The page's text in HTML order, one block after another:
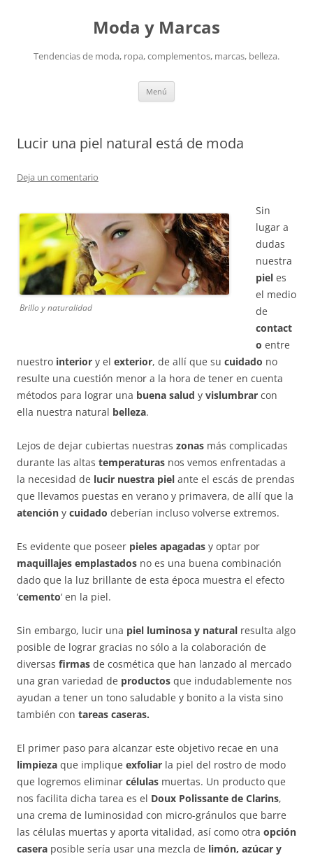
Moda y Marcas
Tendencias de moda, ropa, complementos, marcas, belleza.
Menú
Lucir una piel natural está de moda
Deja un comentario
Brillo y naturalidad
Sin
lugar a
dudas
nuestra
piel es
el medio
de
contact
o entre
nuestro interior y el exterior, de allí que su cuidado no
resulte una cuestión menor a la hora de tener en cuenta
métodos para lograr una buena salud y vislumbrar con
ella nuestra natural belleza.
Lejos de dejar cubiertas nuestras zonas más complicadas
durante las altas temperaturas nos vemos enfrentadas a
la necesidad de lucir nuestra piel ante el escás de prendas
que llevamos puestas en verano y primavera, de allí que la
atención y cuidado deberían incluso volverse extremos.
Es evidente que poseer pieles apagadas y optar por
maquillajes emplastados no es una buena combinación
dado que la luz brillante de esta época muestra el efecto
‘cemento‘ en la piel.
Sin embargo, lucir una piel luminosa y natural resulta algo
posible de lograr gracias no sólo a la colaboración de
diversas firmas de cosmética que han lanzado al mercado
una gran variedad de productos que indudablemente nos
ayudan a tener un tono saludable y bonito a la vista sino
también con tareas caseras.
El primer paso para alcanzar este objetivo recae en una
limpieza que implique exfoliar la piel del rostro de modo
que logremos eliminar células muertas. Un producto que
nos facilita dicha tarea es el Doux Polissante de Clarins,
una crema de luminosidad con micro-gránulos que barre
las células muertas y aporta vitalidad, así como otra opción
casera posible sería usar una mezcla de limón, azúcar y